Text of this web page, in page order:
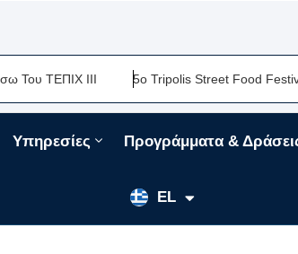
ΙΙΙ 5ο Tripolis Street Food Festival-Μια
Υπηρεσίες Προγράμματα &
EL
EN
FR